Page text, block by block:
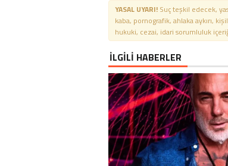
YASAL UYARI! Suç teşkil edecek,
kaba, pornografik, ahlaka aykırı,
hukuki, cezai, idari sorumluluk
İLGİLİ HABERLER